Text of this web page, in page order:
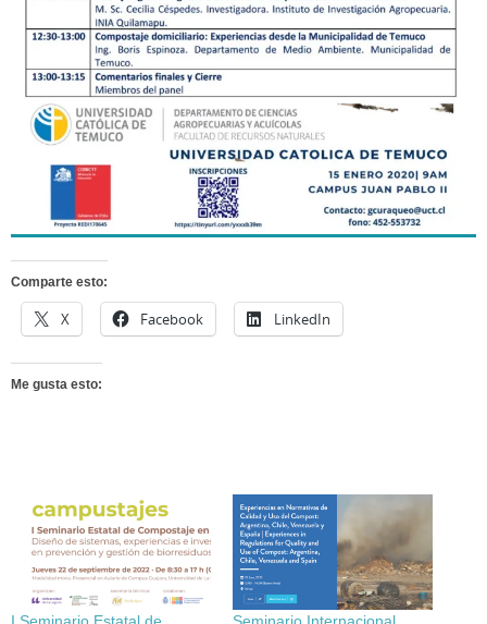
Comparte esto:
X Facebook LinkedIn
Me gusta esto:
I Seminario Estatal de Seminario Internacional